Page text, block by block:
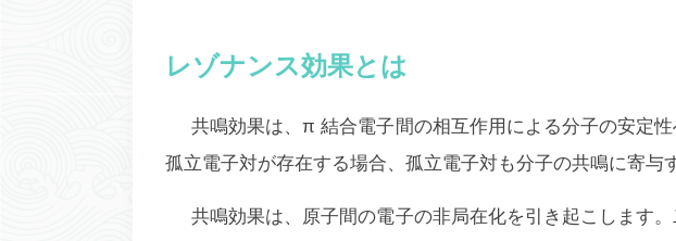
レゾナンス効果とは
共鳴効果は、π 結合電子間の相互作用による分子の安定
孤立電子対が存在する場合、孤立電子対も分子の共鳴に寄与
共鳴効果は、原子間の電子の非局在化を引き起こします